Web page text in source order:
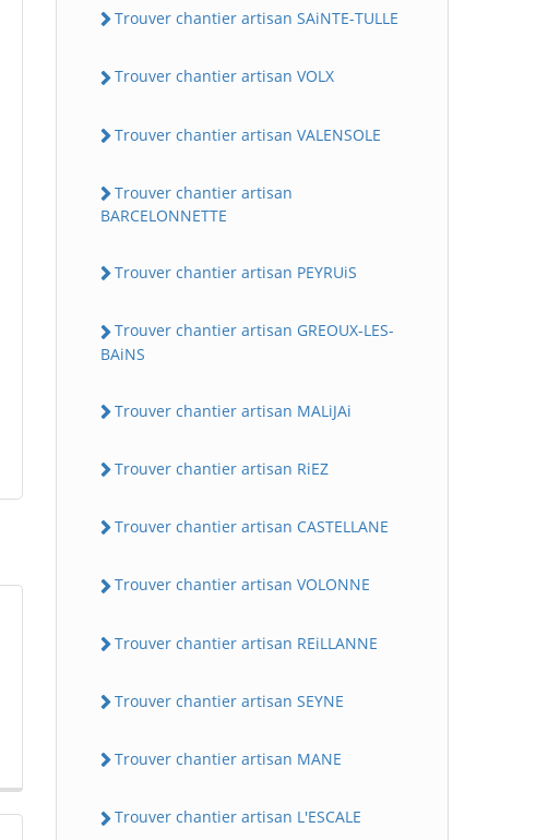
Trouver chantier artisan SAiNTE-TULLE
Trouver chantier artisan VOLX
Trouver chantier artisan VALENSOLE
Trouver chantier artisan
BARCELONNETTE
Trouver chantier artisan PEYRUiS
Trouver chantier artisan GREOUX-LES-
BAiNS
Trouver chantier artisan MALiJAi
Trouver chantier artisan RiEZ
Trouver chantier artisan CASTELLANE
Trouver chantier artisan VOLONNE
Trouver chantier artisan REiLLANNE
Trouver chantier artisan SEYNE
Trouver chantier artisan MANE
Trouver chantier artisan L'ESCALE